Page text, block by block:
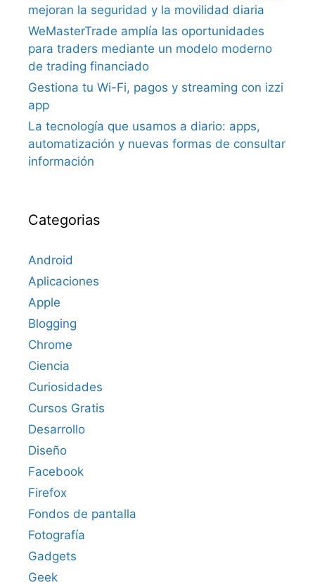
mejoran la seguridad y la movilidad diaria
WeMasterTrade amplía las oportunidades
para traders mediante un modelo moderno
de trading financiado
Gestiona tu Wi-Fi, pagos y streaming con izzi
app
La tecnología que usamos a diario: apps,
automatización y nuevas formas de consultar
información
Categorias
Android
Aplicaciones
Apple
Blogging
Chrome
Ciencia
Curiosidades
Cursos Gratis
Desarrollo
Diseño
Facebook
Firefox
Fondos de pantalla
Fotografía
Gadgets
Geek